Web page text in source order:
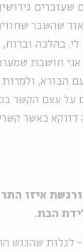
שהשבר
בהלכה
חושבת
הבורא,
על עצם הקשר
דווקא כאשר
איזו
הבת.
לגלות שהגוש